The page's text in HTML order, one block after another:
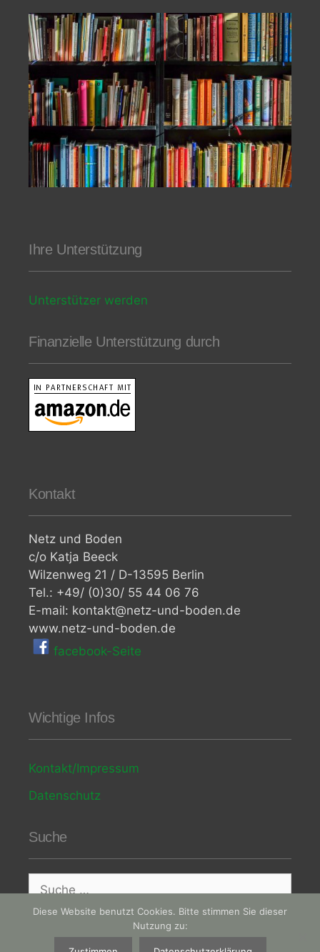
Ihre Unterstützung
Unterstützer werden
Finanzielle Unterstützung durch
Kontakt
Netz und Boden
c/o Katja Beeck
Wilzenweg 21 / D-13595 Berlin
Tel.: +49/ (0)30/ 55 44 06 76
E-mail: kontakt@netz-und-boden.de
www.netz-und-boden.de
facebook-Seite
Wichtige Infos
Kontakt/Impressum
Datenschutz
Suche
Suche
Diese Website benutzt Cookies. Bitte stimmen Sie dieser
Nutzung zu: